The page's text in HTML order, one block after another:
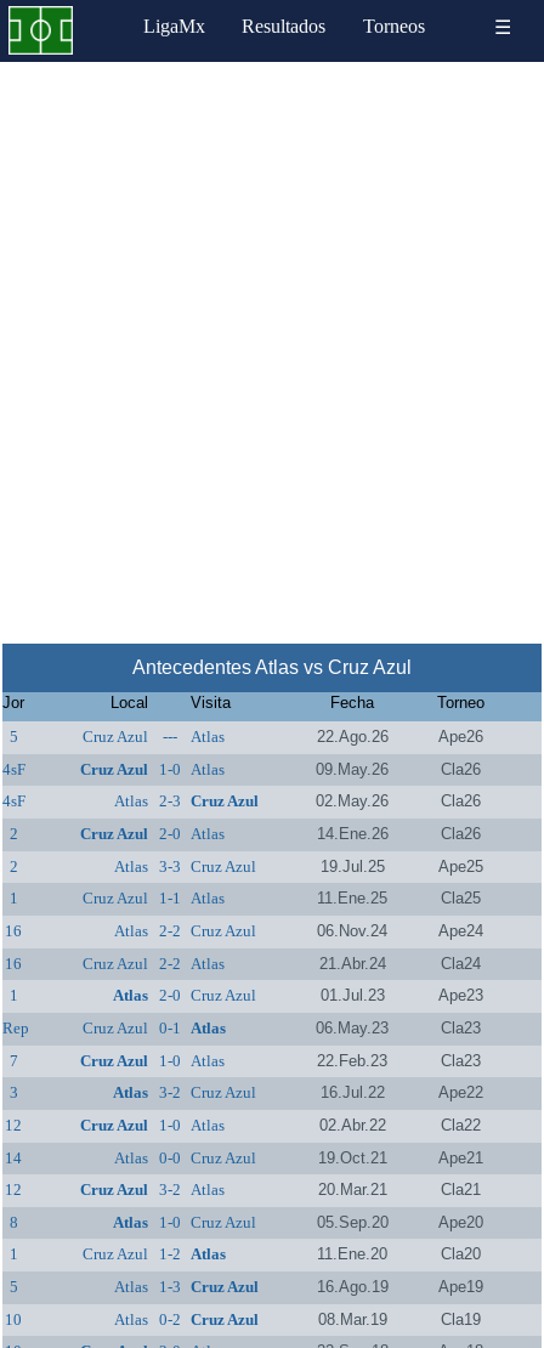
LigaMx Resultados Torneos ☰
Antecedentes Atlas vs Cruz Azul
Jor Local Visita Fecha
Torneo
5
Cruz Azul --- Atlas 22.Ago.26
Ape26
4sF
Cruz Azul 1-0 Atlas 09.May.26
Cla26
4sF
Atlas 2-3 Cruz Azul 02.May.26
Cla26
2
Cruz Azul 2-0 Atlas 14.Ene.26
Cla26
2
Atlas 3-3 Cruz Azul 19.Jul.25
Ape25
1
Cruz Azul 1-1 Atlas 11.Ene.25
Cla25
16
Atlas 2-2 Cruz Azul 06.Nov.24
Ape24
16
Cruz Azul 2-2 Atlas 21.Abr.24
Cla24
1
Atlas 2-0 Cruz Azul 01.Jul.23
Ape23
Rep
Cruz Azul 0-1 Atlas 06.May.23
Cla23
7
Cruz Azul 1-0 Atlas 22.Feb.23
Cla23
3
Atlas 3-2 Cruz Azul 16.Jul.22
Ape22
12
Cruz Azul 1-0 Atlas 02.Abr.22
Cla22
14
Atlas 0-0 Cruz Azul 19.Oct.21
Ape21
12
Cruz Azul 3-2 Atlas 20.Mar.21
Cla21
8
Atlas 1-0 Cruz Azul 05.Sep.20
Ape20
1
Cruz Azul 1-2 Atlas 11.Ene.20
Cla20
5
Atlas 1-3 Cruz Azul 16.Ago.19
Ape19
10
Atlas 0-2 Cruz Azul 08.Mar.19
Cla19